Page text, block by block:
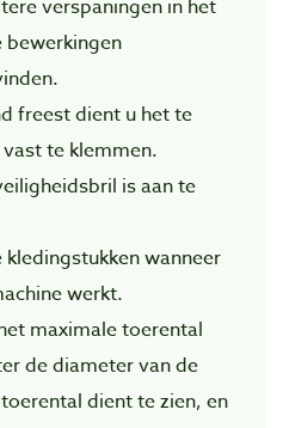
verspaningen in het
freest dient u het te
te klemmen.
is aan te
wanneer
werkt.
maximale toerental
de diameter van de
dient te zien, en